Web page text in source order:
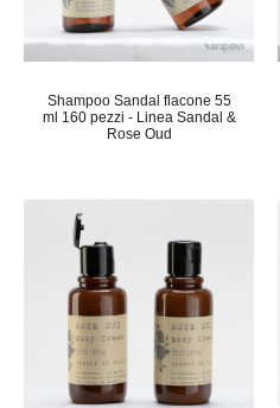
Shampoo Sandal flacone 55
ml 160 pezzi - Linea Sandal &
Rose Oud